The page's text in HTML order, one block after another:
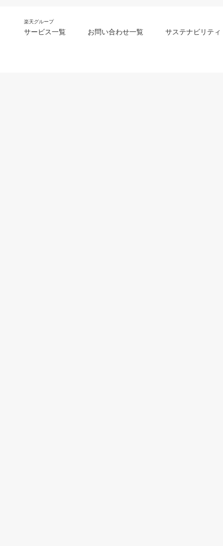
楽天グループ
サービス一覧 お問い合わせ一覧 サステナビリティ